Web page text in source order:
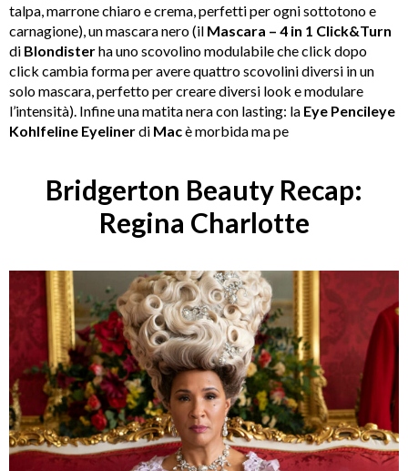
talpa, marrone chiaro e crema, perfetti per ogni sottotono e
carnagione), un mascara nero (il Mascara – 4 in 1 Click&Turn
di Blondisterha uno scovolino modulabile che click dopo
click cambia forma per avere quattro scovolini diversi in un
solo mascara, perfetto per creare diversi look e modulare
l’intensità). Infine una matita nera con lasting: la Eye Pencileye
Kohlfeline Eyelinerdi Macè morbida ma pe
Bridgerton Beauty Recap:
Regina Charlotte